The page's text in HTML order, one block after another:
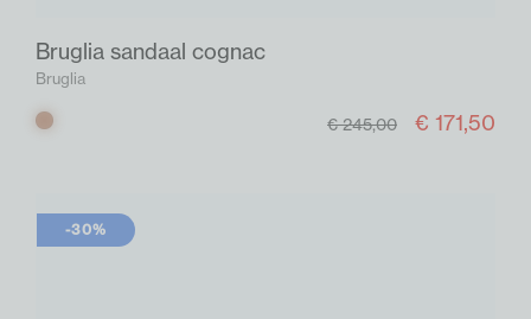
Bruglia sandaal cognac
Bruglia
Cognac € 245,00 € 171,50
-30%